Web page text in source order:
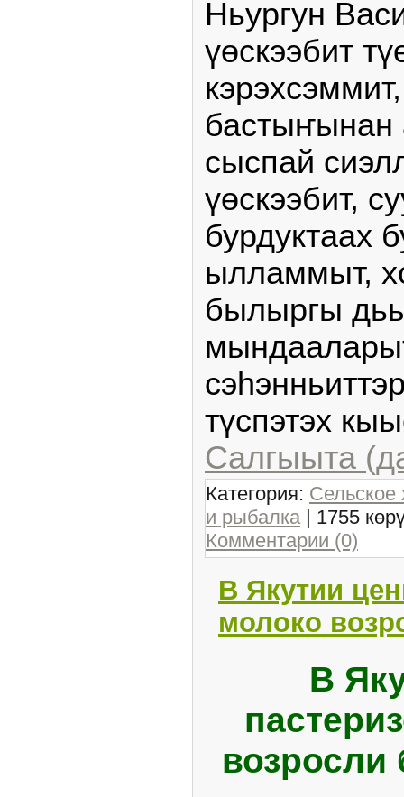
Ньургун
үөскээбит
бастыҥынан
сыспай
үөскээбит,
бурдуктаах
ылламмыт,
былыргы
түспэтэх
Салгыыта
Категория: Сельское
и рыбалка | 1755
Комментарии (0)
В Якутии
молоко
В
возросли